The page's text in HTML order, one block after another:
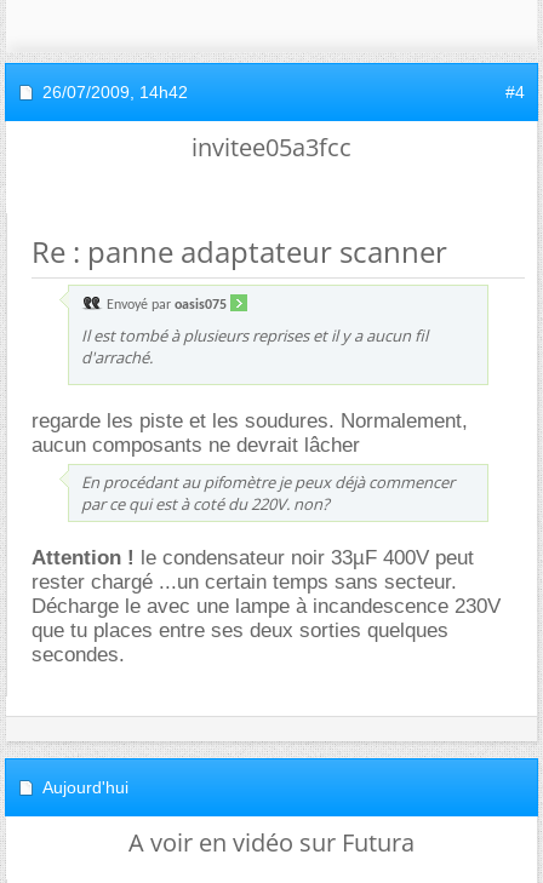
26/07/2009, 14h42 #4
invitee05a3fcc
Re : panne adaptateur scanner
Envoyé par oasis075
Il est tombé à plusieurs reprises et il y a aucun fil
d'arraché.
regarde les piste et les soudures. Normalement,
aucun composants ne devrait lâcher
En procédant au pifomètre je peux déjà commencer
par ce qui est à coté du 220V. non?
Attention ! le condensateur noir 33µF 400V peut
rester chargé ...un certain temps sans secteur.
Décharge le avec une lampe à incandescence 230V
que tu places entre ses deux sorties quelques
secondes.
Aujourd'hui
A voir en vidéo sur Futura